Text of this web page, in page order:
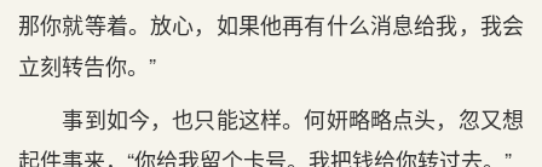
那你就等着。放心，如果他再有什么消息给我，我会
立刻转告你。”
事到如今，也只能这样。何妍略略点头，忽又想
起件事来，“你给我留个卡号。我把钱给你转过去。”